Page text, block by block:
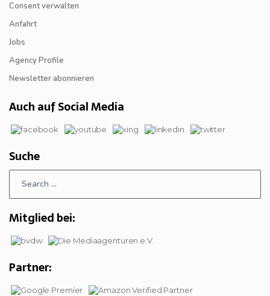
Consent verwalten
Anfahrt
Jobs
Agency Profile
Newsletter abonnieren
Auch auf Social Media
Suche
Mitglied bei:
Partner: